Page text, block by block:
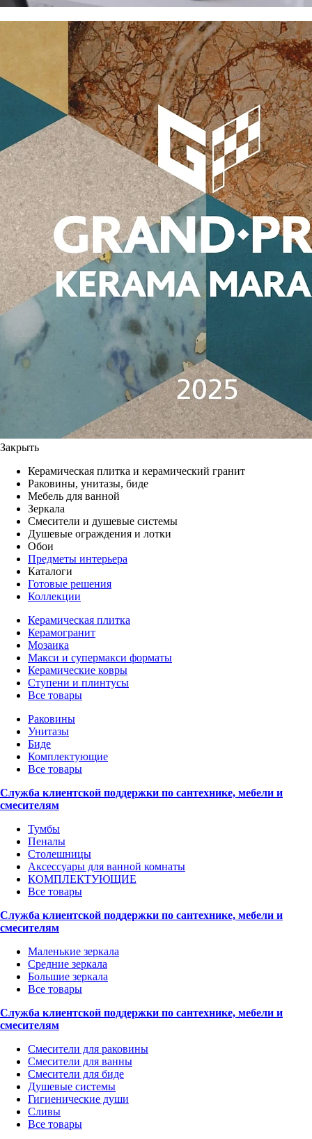
Закрыть
Керамическая плитка и керамический гранит
Раковины, унитазы, биде
Мебель для ванной
Зеркала
Смесители и душевые системы
Душевые ограждения и лотки
Обои
Предметы интерьера
Каталоги
Готовые решения
Коллекции
Керамическая плитка
Керамогранит
Мозаика
Макси и супермакси форматы
Керамические ковры
Ступени и плинтусы
Все товары
Раковины
Унитазы
Биде
Комплектующие
Все товары
Служба клиентской поддержки по сантехнике, мебели и
смесителям
Тумбы
Пеналы
Столешницы
Аксессуары для ванной комнаты
КОМПЛЕКТУЮЩИЕ
Все товары
Служба клиентской поддержки по сантехнике, мебели и
смесителям
Маленькие зеркала
Средние зеркала
Большие зеркала
Все товары
Служба клиентской поддержки по сантехнике, мебели и
смесителям
Смесители для раковины
Смесители для ванны
Смесители для биде
Душевые системы
Гигиенические души
Сливы
Все товары